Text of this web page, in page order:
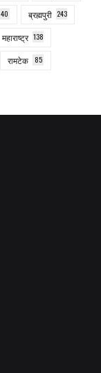
40 ब्रह्मपुरी 243
महाराष्ट्र 138
रामटेक 85